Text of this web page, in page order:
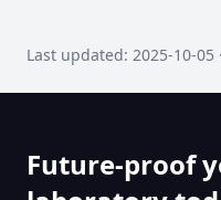
Last updated: 2025-10-05
Future-proof